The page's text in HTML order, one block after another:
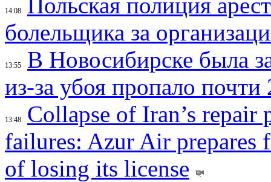
14:08
болельщика за
13:55
В Новосибирске была
из-за убоя пропало почти
13:48
Collapse of Iran’s repair
failures: Azur Air prepares
of losing its license